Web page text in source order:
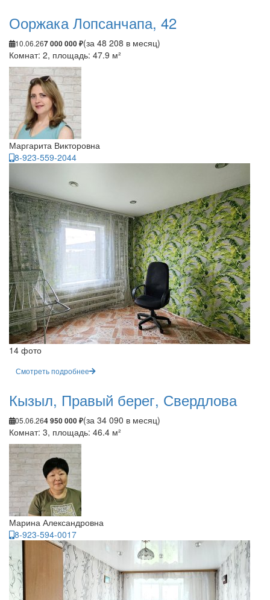
Ооржака Лопсанчапа, 42
10.06.267 000 000 ₽(за 48 208 в месяц)
Комнат: 2, площадь: 47.9 м²
Маргарита Викторовна
8-923-559-2044
14 фото
Смотреть подробнее
Кызыл, Правый берег, Свердлова
05.06.264 950 000 ₽(за 34 090 в месяц)
Комнат: 3, площадь: 46.4 м²
Марина Александровна
8-923-594-0017